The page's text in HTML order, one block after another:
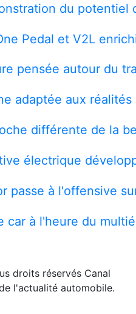
du potentiel
Pedal et V2L
pensée autour du
adaptée aux réalités
différente de la
électrique
passe à l'offensive
car à l'heure du
droits réservés Canal
l'actualité automobile.